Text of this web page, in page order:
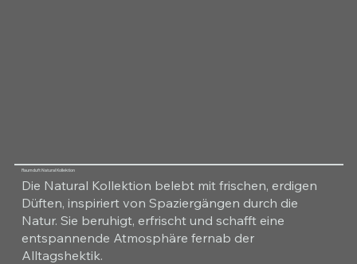
Raumduft Natural Kollektion
Die Natural Kollektion belebt mit frischen, erdigen
Düften, inspiriert von Spaziergängen durch die
Natur. Sie beruhigt, erfrischt und schafft eine
entspannende Atmosphäre fernab der
Alltagshektik.